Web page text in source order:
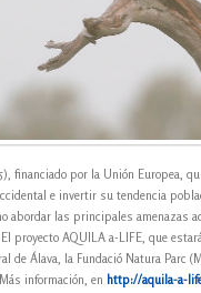
financiado por la Unión Europea,
e invertir su tendencia
abordar las principales amenazas
proyecto AQUILA a-LIFE, que
de Álava, la Fundació Natura Parc
información, en http://aquila-a-